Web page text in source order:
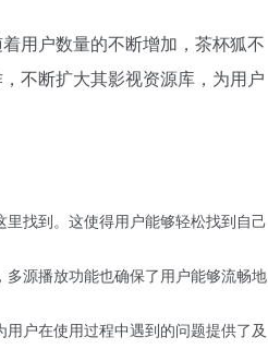
用户数量的不断增加，茶杯狐不
不断扩大其影视资源库，为用户
找到。这使得用户能够轻松找到自己
源播放功能也确保了用户能够流畅地
户在使用过程中遇到的问题提供了及